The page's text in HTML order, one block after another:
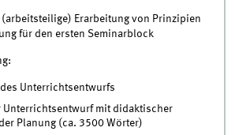
Erarbeitung von Prinzipien
für den ersten Seminarblock
Unterrichtsentwurfs
Unterrichtsentwurf mit didaktischer
Planung (ca. 3500 Wörter)